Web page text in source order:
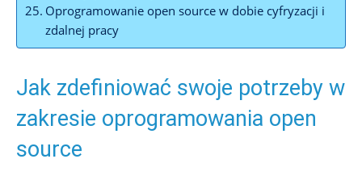
Oprogramowanie open source w dobie cyfryzacji i
zdalnej pracy
Jak zdefiniować swoje potrzeby w
zakresie oprogramowania open
source